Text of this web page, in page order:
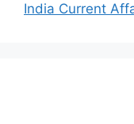
India Current